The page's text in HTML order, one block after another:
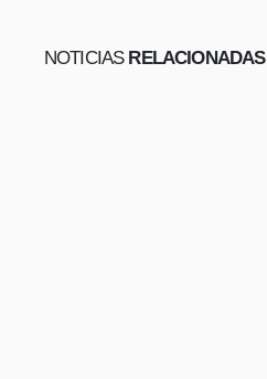
NOTICIAS RELACIONADAS